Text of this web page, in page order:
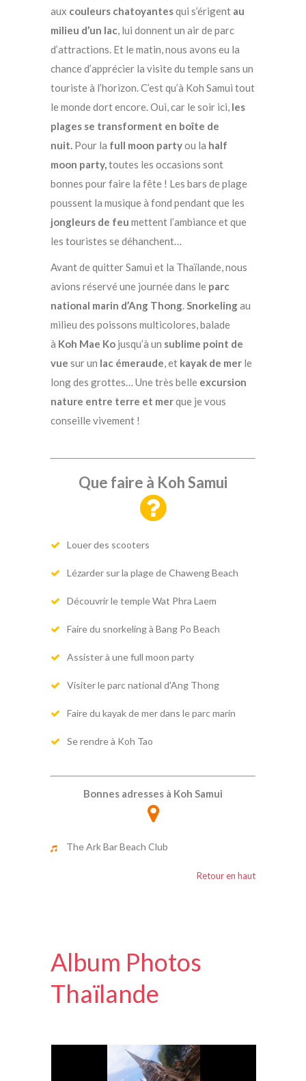
aux couleurs chatoyantesqui s’érigent au
milieu d’un lac, lui donnent un air de parc
d’attractions. Et le matin, nous avons eu la
chance d’apprécier la visite du temple sans un
touriste à l’horizon. C’est qu’à Koh Samui tout
le monde dort encore. Oui, car le soir ici, les
plages se transforment en boîte de
nuit. Pour la full moon partyou la half
moon party,toutes les occasions sont
bonnes pour faire la fête ! Les bars de plage
poussent la musique à fond pendant que les
jongleurs de feu mettent l’ambiance et que
les touristes se déhanchent…
Avant de quitter Samui et la Thaïlande, nous
avions réservé une journée dans le parc
national marin d’Ang Thong.Snorkelingau
milieu des poissons multicolores, balade
à Koh Mae Ko jusqu’à un sublime point de
vue sur un lac émeraude, et kayak de mer le
long des grottes… Une très belle excursion
nature entre terre et merque je vous
conseille vivement !
Que faire à Koh Samui
Louer des scooters
Lézarder sur la plage de Chaweng Beach
Découvrir le temple Wat Phra Laem
Faire du snorkeling à Bang Po Beach
Assister à une full moon party
Visiter le parc national d'Ang Thong
Faire du kayak de mer dans le parc marin
Se rendre à Koh Tao
Bonnes adresses à Koh Samui
The Ark Bar Beach Club
Retour en haut
Album Photos
Thaïlande